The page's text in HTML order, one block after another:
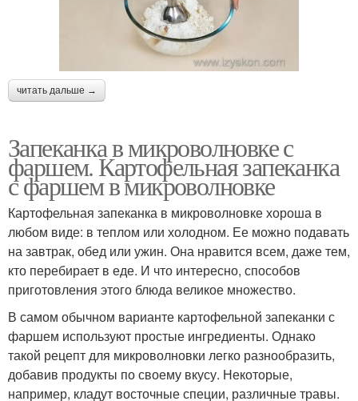
читать дальше →
Запеканка в микроволновке с
фаршем. Картофельная запеканка
с фаршем в микроволновке
Картофельная запеканка в микроволновке хороша в
любом виде: в теплом или холодном. Ее можно подавать
на завтрак, обед или ужин. Она нравится всем, даже тем,
кто перебирает в еде. И что интересно, способов
приготовления этого блюда великое множество.
В самом обычном варианте картофельной запеканки с
фаршем используют простые ингредиенты. Однако
такой рецепт для микроволновки легко разнообразить,
добавив продукты по своему вкусу. Некоторые,
например, кладут восточные специи, различные травы.